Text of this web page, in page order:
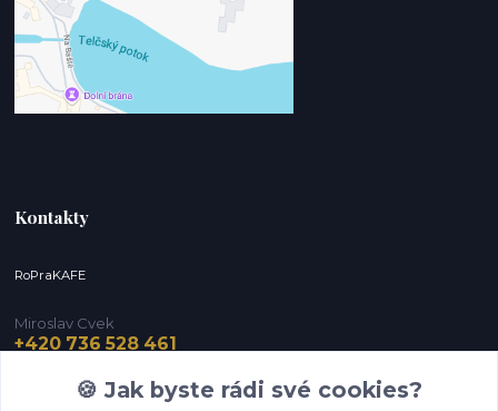
Kontakty
RoPraKAFE
Miroslav Cvek
+420 736 528 461
🍪 Jak byste rádi své cookies?